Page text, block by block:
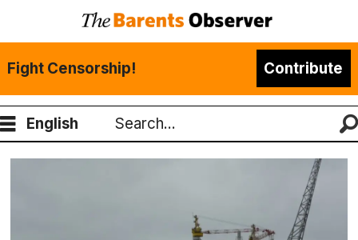
Fight Censorship! Contribute
English
Search